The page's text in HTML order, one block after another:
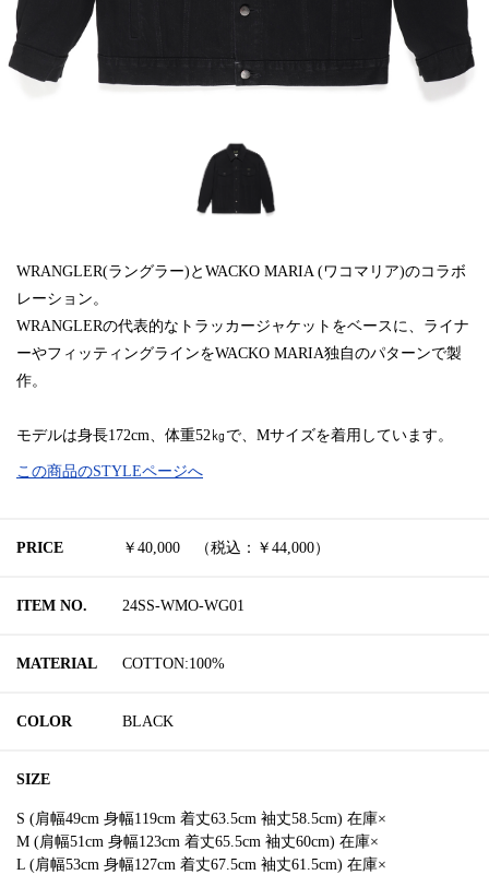
WRANGLER(ラングラー)とWACKO MARIA (ワコマリア)のコラボ
レーション。
WRANGLERの代表的なトラッカージャケットをベースに、ライナ
ーやフィッティングラインをWACKO MARIA独自のパターンで製
作。
モデルは身長172cm、体重52㎏で、Mサイズを着用しています。
この商品のSTYLEページへ
PRICE ￥40,000 （税込：￥44,000）
ITEM NO. 24SS-WMO-WG01
MATERIAL COTTON:100%
COLOR BLACK
SIZE
S (肩幅49cm 身幅119cm 着丈63.5cm 袖丈58.5cm) 在庫×
M (肩幅51cm 身幅123cm 着丈65.5cm 袖丈60cm) 在庫×
L (肩幅53cm 身幅127cm 着丈67.5cm 袖丈61.5cm) 在庫×